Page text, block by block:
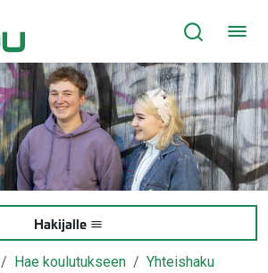
Hakijalle
Hae koulutukseen
Yhteishaku